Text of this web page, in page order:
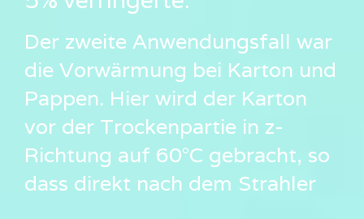
Der zweite Anwendungsfall war
die Vorwärmung bei Karton und
Pappen. Hier wird der Karton
vor der Trockenpartie in z-
Richtung auf 60°C gebracht, so
dass direkt nach dem Strahler